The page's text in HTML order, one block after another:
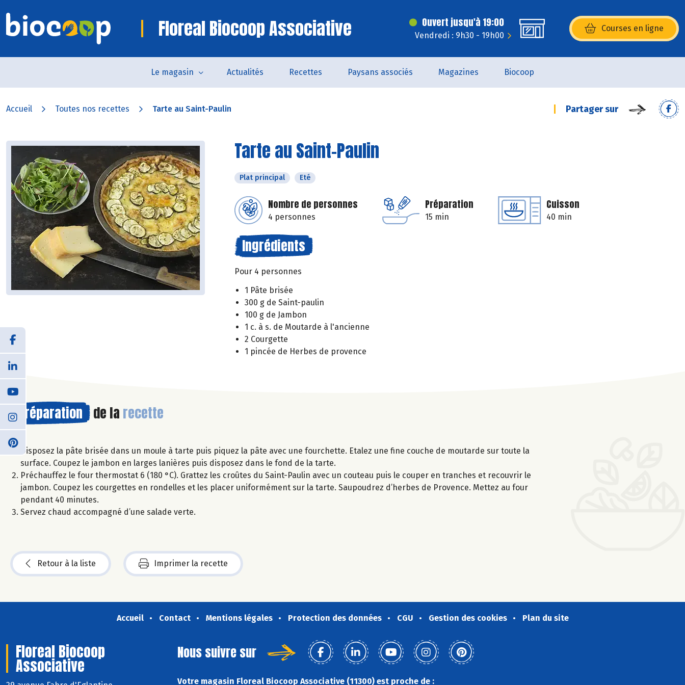
Floreal Biocoop Associative Ouvert jusqu'à 19:00
Vendredi : 9h30 - 19h00
Courses en ligne
(s’ouvre dans une nouvelle
Le magasin Actualités Recettes Paysans associés Magazines Biocoop
Accueil Toutes nos recettes Tarte au Saint-Paulin Partager sur
Tarte au Saint-Paulin
Plat principal Eté
Nombre de personnes
4 personnes
Préparation
15 min
Cuisson
40 min
Ingrédients
Pour 4 personnes
1 Pâte brisée
300 g de Saint-paulin
100 g de Jambon
1 c. à s. de Moutarde à l'ancienne
2 Courgette
1 pincée de Herbes de provence
Préparation de la recette
Disposez la pâte brisée dans un moule à tarte puis piquez la pâte avec une fourchette. Etalez une fine couche de moutarde sur toute la
surface. Coupez le jambon en larges lanières puis disposez dans le fond de la tarte.
Préchauffez le four thermostat 6 (180 °C). Grattez les croûtes du Saint-Paulin avec un couteau puis le couper en tranches et recouvrir le
jambon. Coupez les courgettes en rondelles et les placer uniformément sur la tarte. Saupoudrez d’herbes de Provence. Mettez au four
pendant 40 minutes.
Servez chaud accompagné d’une salade verte.
Retour à la liste Imprimer la recette
Accueil Contact Mentions légales Protection des données CGU Gestion des cookies Plan du site
Floreal Biocoop
Associative
Nous suivre sur
Votre magasin Floreal Biocoop Associative (11300) est proche de :